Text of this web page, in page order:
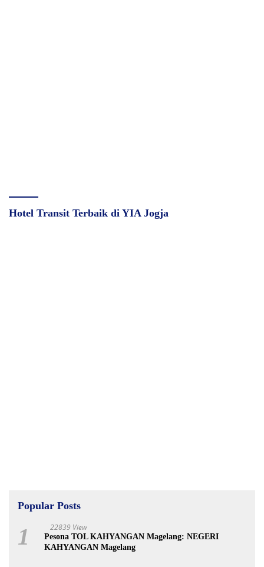
Hotel Transit Terbaik di YIA Jogja
Popular Posts
1 22839 View
Pesona TOL KAHYANGAN Magelang: NEGERI
KAHYANGAN Magelang